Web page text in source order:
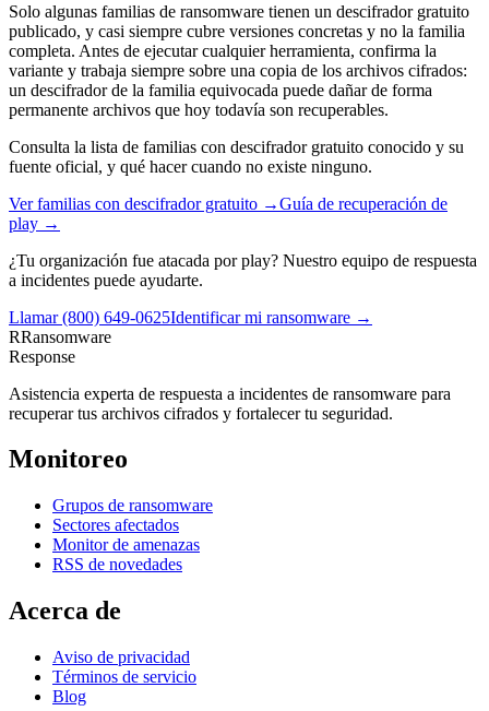
Solo algunas familias de ransomware tienen un descifrador gratuito
publicado, y casi siempre cubre versiones concretas y no la familia
completa. Antes de ejecutar cualquier herramienta, confirma la
variante y trabaja siempre sobre una copia de los archivos cifrados:
un descifrador de la familia equivocada puede dañar de forma
permanente archivos que hoy todavía son recuperables.
Consulta la lista de familias con descifrador gratuito conocido y su
fuente oficial, y qué hacer cuando no existe ninguno.
Ver familias con descifrador gratuito →Guía de recuperación de
play →
¿Tu organización fue atacada porplay? Nuestro equipo de respuesta
a incidentes puede ayudarte.
Llamar(800) 649-0625Identificar mi ransomware →
RRansomware
Response
Asistencia experta de respuesta a incidentes de ransomware para
recuperar tus archivos cifrados y fortalecer tu seguridad.
Monitoreo
Grupos de ransomware
Sectores afectados
Monitor de amenazas
RSS de novedades
Acerca de
Aviso de privacidad
Términos de servicio
Blog